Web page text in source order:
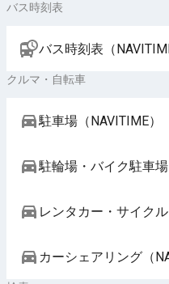
バス時刻表
バス時刻表（
クルマ・自転車
駐車場（NAVITIME）
駐輪場・バイク駐車場
レンタカー・サイク
カーシェアリング（